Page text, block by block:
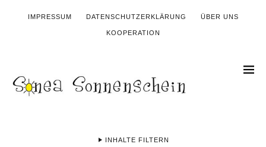
IMPRESSUM DATENSCHUTZERKLÄRUNG ÜBER UNS
KOOPERATION
INHALTE FILTERN